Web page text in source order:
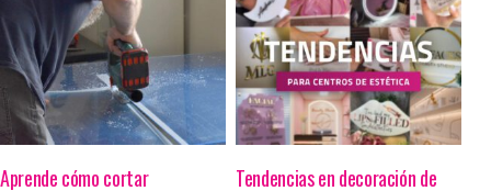
Aprende cómo cortar
Tendencias en decoración de